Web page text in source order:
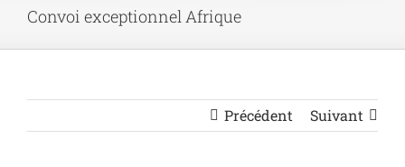
Convoi exceptionnel Afrique
Précédent Suivant